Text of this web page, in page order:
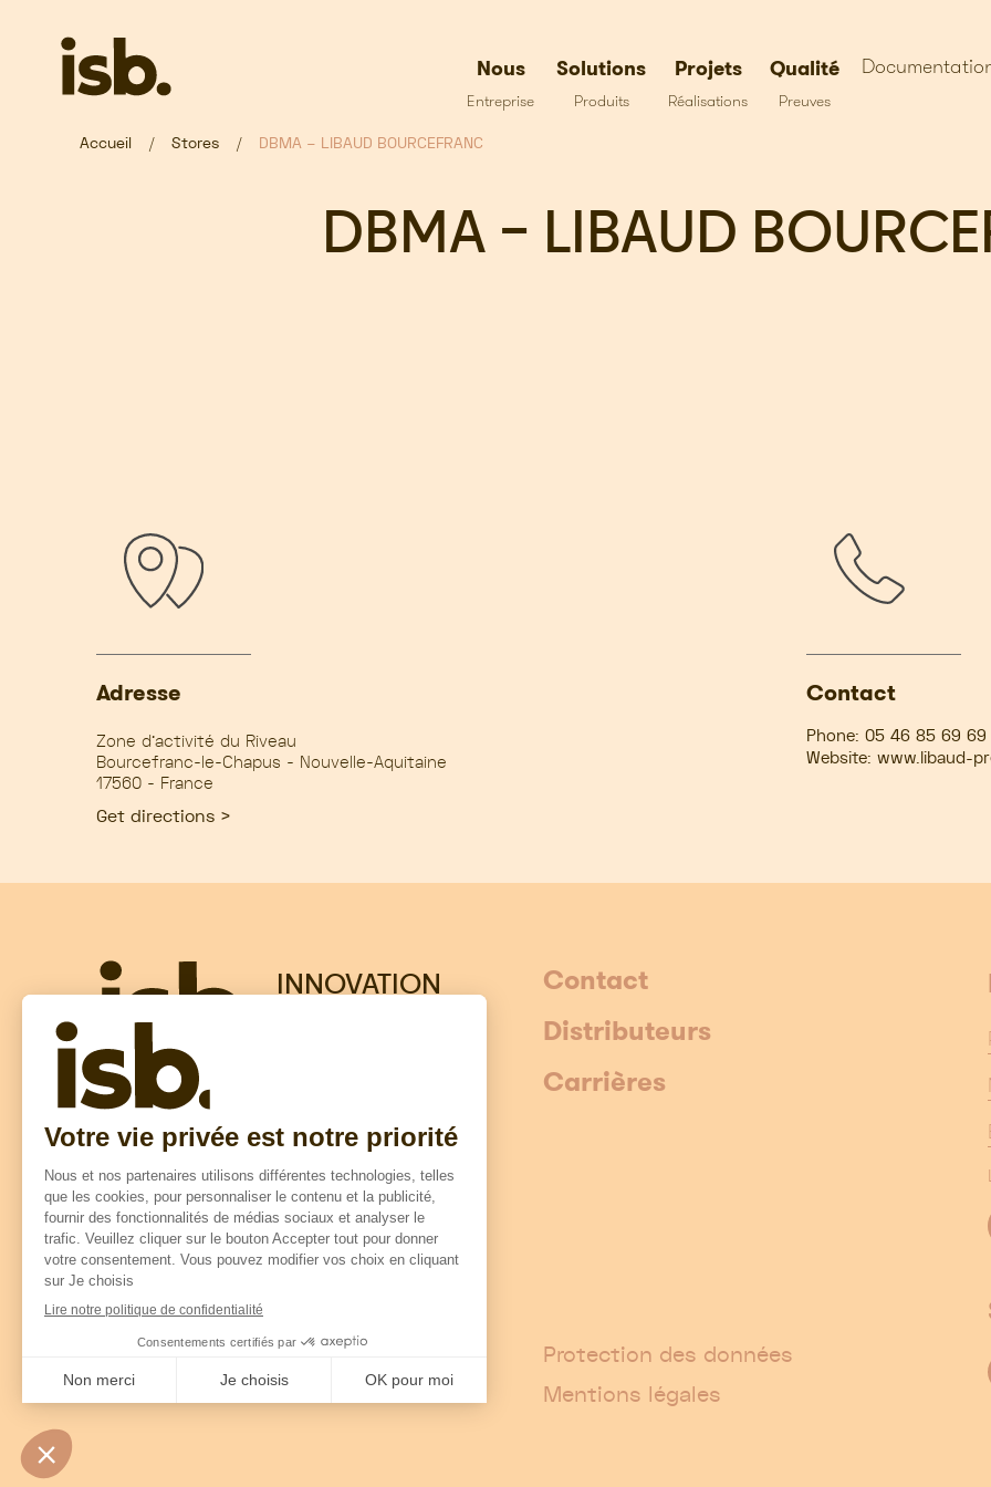
Passer au contenu principal
Nous
Entreprise
Solutions
Produits
Projets
Réalisations
Qualité
Preuves
Accueil Stores DBMA – LIBAUD BOURCEFRANC
DBMA – LIBAUD
Adresse
Zone d'activité du Riveau
Bourcefranc-le-Chapus - Nouvelle-Aquitaine
17560 - France
Get directions >
Contact
Phone: 05 46 85 69 69
Website: www.libaud-
INNOVATION
Contact
Distributeurs
Carrières
Protection des données
Mentions légales